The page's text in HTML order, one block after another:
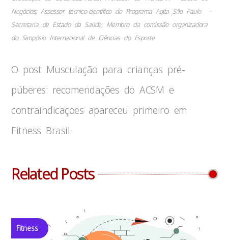
Negócios; Assessor técnico-científico do Programa Agita São Paulo –
Secretaria de Estado da Saúde; Membro da comissão organizadora
do Simpósio Internacional de Ciências do Esporte
O post Musculação para crianças pré-
púberes: recomendações do ACSM e
contraindicações apareceu primeiro em
Fitness Brasil.
Related Posts
Fitness